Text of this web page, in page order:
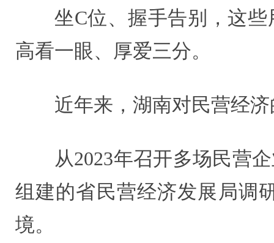
坐C位、握手告别，这
高看一眼、厚爱三分。
近年来，湖南对民营经
从2023年召开多场民营
组建的省民营经济发展局调
境。